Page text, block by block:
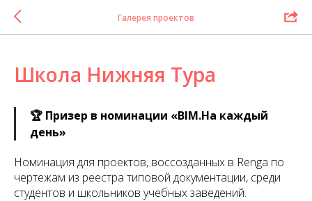
Галерея проектов
Школа Нижняя Тура
🏆 Призер в номинации «BIM.На каждый
день»
Номинация для проектов, воссозданных в Renga по
чертежам из реестра типовой документации, среди
студентов и школьников учебных заведений.